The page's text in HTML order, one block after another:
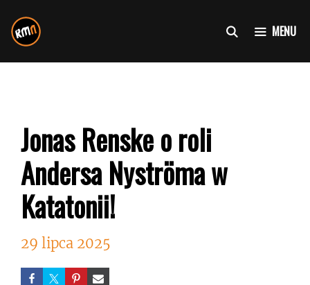
do
treści
MENU
Jonas Renske o roli
Andersa Nyströma w
Katatonii!
29 lipca 2025